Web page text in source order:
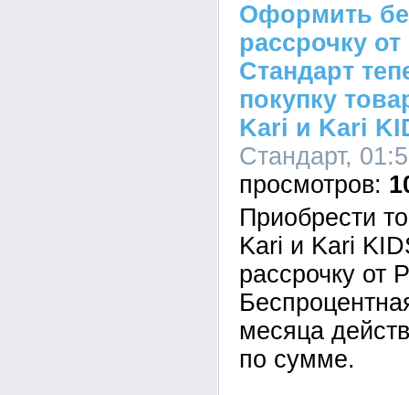
Оформить
рассрочку
Стандарт
покупку
Kari и Kari
Стандарт,
Приобрести
Kari и Kari
рассрочку от
месяца
по сумме.